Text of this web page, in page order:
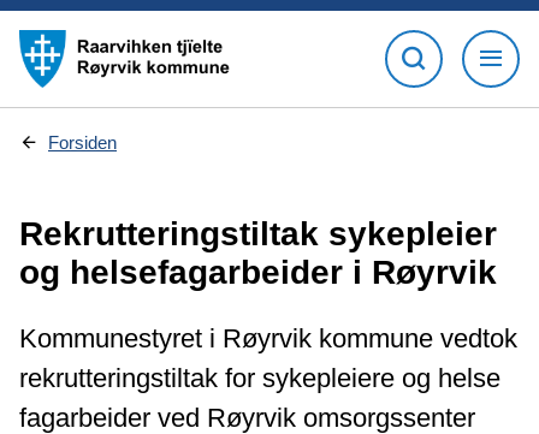
D
h
e
r
Forsiden
Rekrutteringstiltak sykepleier
og helsefagarbeider i Røyrvik
Kommunestyret i Røyrvik kommune vedtok
rekrutteringstiltak for sykepleiere og helse
fagarbeider ved Røyrvik omsorgssenter